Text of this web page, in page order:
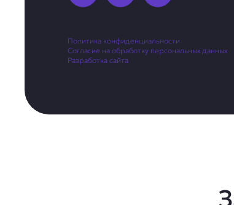
Политика конфиденциальности
Согласие на обработку персональных данных
Разработка сайта